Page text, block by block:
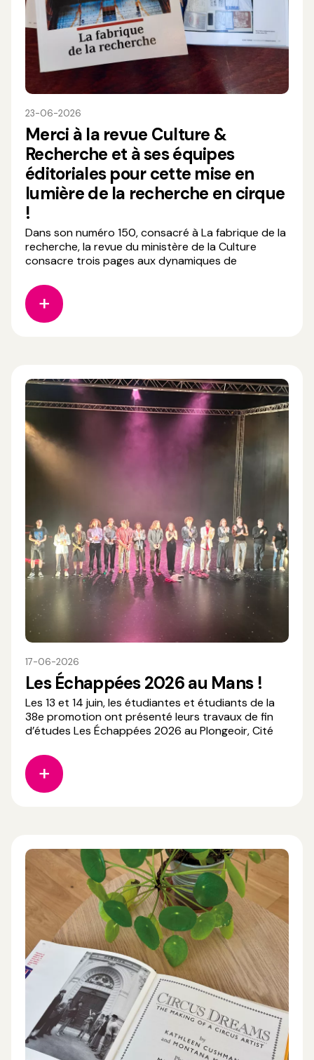
23-06-2026
Merci à la revue Culture &
Recherche et à ses équipes
éditoriales pour cette mise en
lumière de la recherche en cirque
!
Dans son numéro 150, consacré à La fabrique de la
recherche, la revue du ministère de la Culture
consacre trois pages aux dynamiques de
cirque, en mettant à l’honneur plusieurs initiatives
portées par le Centre de ressources et de
recherche du CNAC. À
17-06-2026
Les Échappées 2026 au Mans !
Les 13 et 14 juin, les étudiantes et étudiants de la
38e promotion ont présenté leurs travaux de fin
d’études Les Échappées 2026 au Plongeoir, Cité
Pays de la Loire. Des journées riches en échanges,
en découvertes et en partage autour de leurs
projets